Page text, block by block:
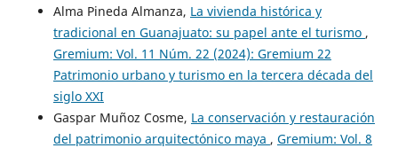
Alma Pineda Almanza, La vivienda histórica y
tradicional en Guanajuato: su papel ante el turismo ,
Gremium: Vol. 11 Núm. 22 (2024): Gremium 22
Patrimonio urbano y turismo en la tercera década del
siglo XXI
Gaspar Muñoz Cosme, La conservación y restauración
del patrimonio arquitectónico maya , Gremium: Vol. 8